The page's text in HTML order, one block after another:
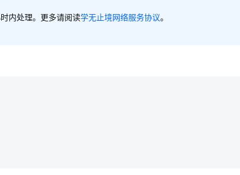
内处理。更多请阅读学无止境网络服务协议。